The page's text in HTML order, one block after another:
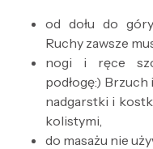
od dołu do
Ruchy zawsze
nogi i ręce
podłogę:) Brzuch
nadgarstki i
kolistymi,
do masażu nie